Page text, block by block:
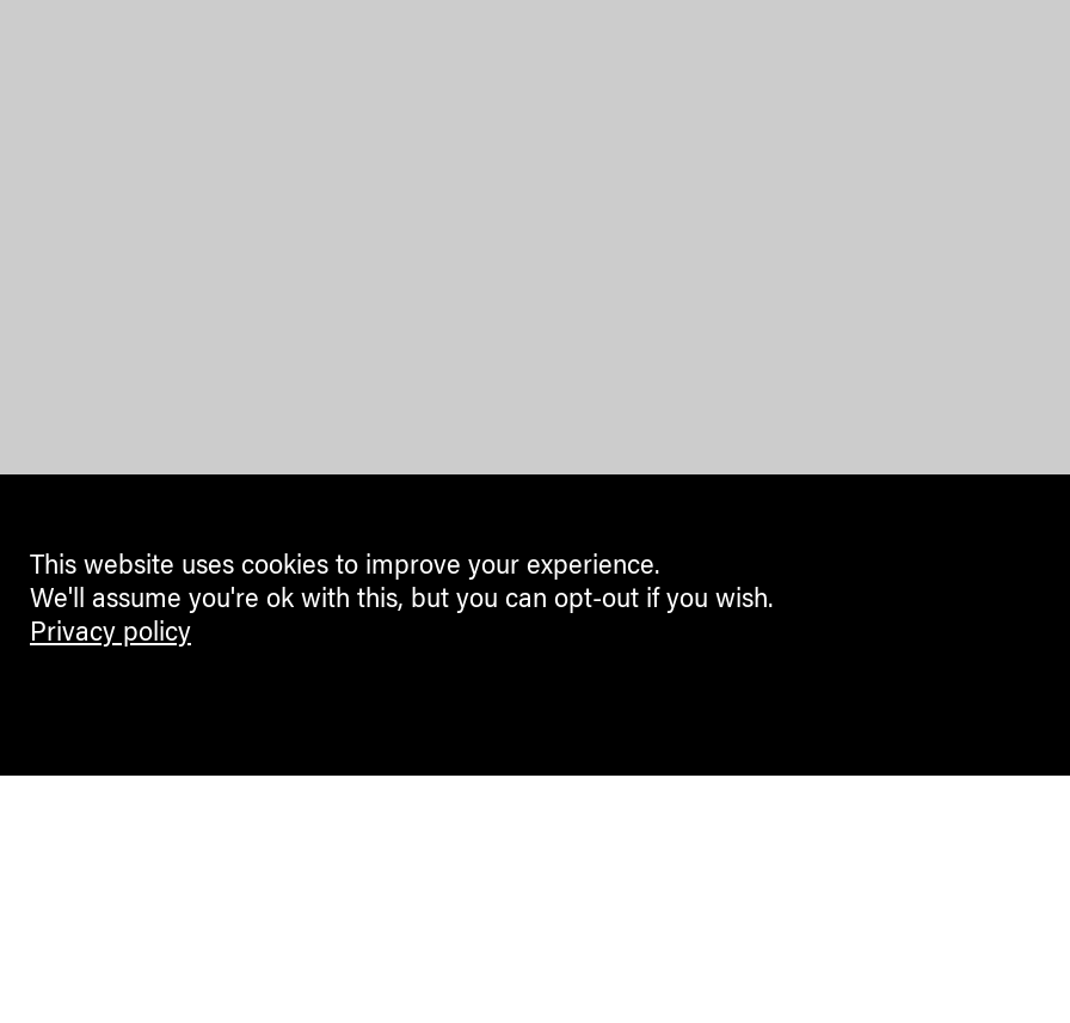
This website uses cookies to improve your experience.
We'll assume you're ok with this, but you can opt-out if you wish.
Privacy policy